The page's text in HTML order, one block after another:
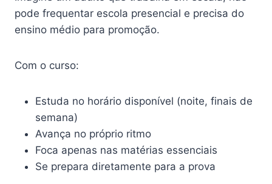
pode frequentar escola presencial e precisa do
ensino médio para promoção.
Com o curso:
Estuda no horário disponível (noite, finais de
semana)
Avança no próprio ritmo
Foca apenas nas matérias essenciais
Se prepara diretamente para a prova